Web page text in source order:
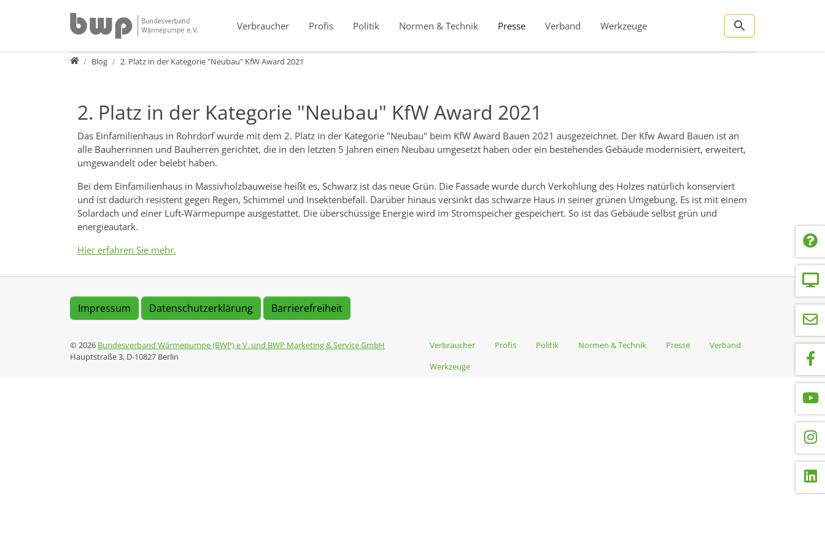
Verbraucher
Profis Politik Normen & Technik Presse Verband Werkzeuge
Presse
Blog 2. Platz in der Kategorie "Neubau" KfW Award 2021
2. Platz in der Kategorie "Neubau" KfW Award 2021
Das Einfamilienhaus in Rohrdorf wurde mit dem 2. Platz in der Kategorie "Neubau" beim KfW Award Bauen 2021 ausgezeichnet. Der Kfw Award Bauen ist an
alle Bauherrinnen und Bauherren gerichtet, die in den letzten 5 Jahren einen Neubau umgesetzt haben oder ein bestehendes Gebäude modernisiert, erweitert,
umgewandelt oder belebt haben.
Bei dem Einfamilienhaus in Massivholzbauweise heißt es, Schwarz ist das neue Grün. Die Fassade wurde durch Verkohlung des Holzes natürlich konserviert
und ist dadurch resistent gegen Regen, Schimmel und Insektenbefall. Darüber hinaus versinkt das schwarze Haus in seiner grünen Umgebung. Es ist mit einem
Solardach und einer Luft-Wärmepumpe ausgestattet. Die überschüssige Energie wird im Stromspeicher gespeichert. So ist das Gebäude selbst grün und
energieautark.
Hier erfahren Sie mehr.
Impressum Datenschutzerklärung Barrierefreiheit
© 2026 Bundesverband Wärmepumpe (BWP) e.V. und BWP Marketing & Service GmbH
Hauptstraße 3, D-10827 Berlin
Verbraucher Profis Politik Normen & Technik Presse
Verband
Werkzeuge